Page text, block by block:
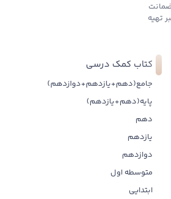
ضمانت
تهیه
کتاب کمک درسی
جامع(دهم+یازدهم+دوازدهم)
پایه(دهم+یازدهم)
دهم
یازدهم
دوازدهم
متوسطه اول
ابتدایی